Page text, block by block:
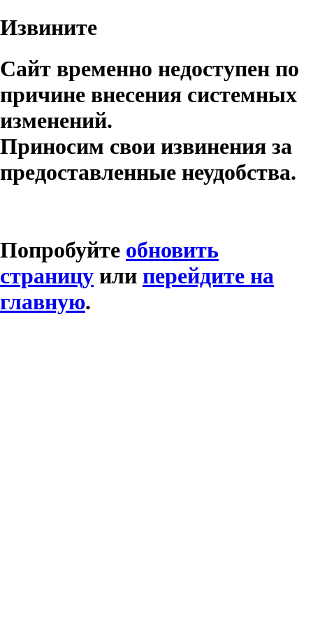
Извините
Сайт временно недоступен по
причине внесения системных
изменений.
Приносим свои извинения за
предоставленные неудобства.
Попробуйте обновить
страницу или перейдите на
главную.